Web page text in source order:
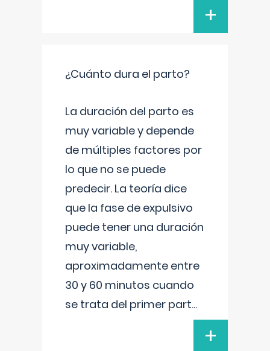
+
¿Cuánto dura el parto?
La duración del parto es
muy variable y depende
de múltiples factores por
lo que no se puede
predecir. La teoría dice
que la fase de expulsivo
puede tener una duración
muy variable,
aproximadamente entre
30 y 60 minutos cuando
se trata del primer part...
+